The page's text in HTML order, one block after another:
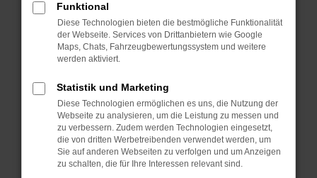
Starte dein Gerät neu.
Das kann manchmal helfen, vorübergehende
Probleme zu beheben.
Betriebssystem auf dem neuesten Stand
sind.
Veraltete Software birgt nicht nur ein
Sicherheitsrisiko, sondern kann auch dazu
führen, dass bestimmte Funktionen nicht mehr
unterstützt werden.
Funktional
Diese Technologien bieten die bestmögliche Funktionalität
der Webseite. Services von Drittanbietern wie Google
Maps, Chats, Fahrzeugbewertungssystem und weitere
werden aktiviert.
Statistik und Marketing
Diese Technologien ermöglichen es uns, die Nutzung der
Webseite zu analysieren, um die Leistung zu messen und
zu verbessern. Zudem werden Technologien eingesetzt,
die von dritten Werbetreibenden verwendet werden, um
Sie auf anderen Webseiten zu verfolgen und um Anzeigen
zu schalten, die für Ihre Interessen relevant sind.